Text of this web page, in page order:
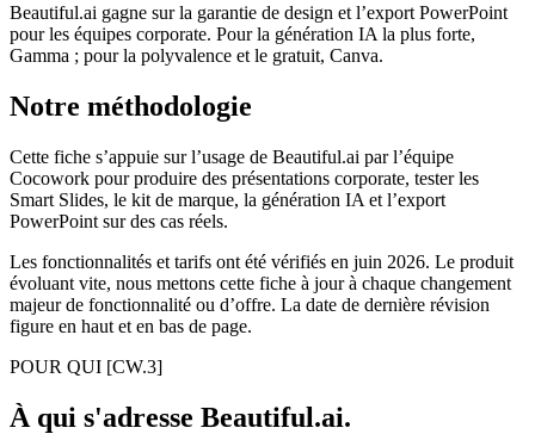
Beautiful.ai gagne sur la garantie de design et l’export PowerPoint
pour les équipes corporate. Pour la génération IA la plus forte,
Gamma ; pour la polyvalence et le gratuit, Canva.
Notre méthodologie
Cette fiche s’appuie sur l’usage de Beautiful.ai par l’équipe
Cocowork pour produire des présentations corporate, tester les
Smart Slides, le kit de marque, la génération IA et l’export
PowerPoint sur des cas réels.
Les fonctionnalités et tarifs ont été vérifiés en juin 2026. Le produit
évoluant vite, nous mettons cette fiche à jour à chaque changement
majeur de fonctionnalité ou d’offre. La date de dernière révision
figure en haut et en bas de page.
POUR QUI [CW.3]
À qui s'adresse Beautiful.ai.